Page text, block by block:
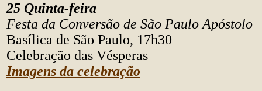
25 Quinta-feira
Festa da Conversão de São Paulo Apóstolo
Basílica de São Paulo, 17h30
Celebração das Vésperas
Imagens da celebração